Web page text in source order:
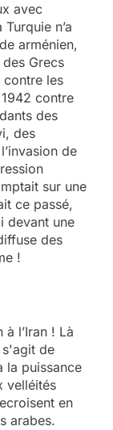
avec
n’a
arménien,
Grecs
contre les
contre
des
des
de
sur une
ce passé,
devant une
des
!
à l’Iran ! Là
de
la puissance
velléités
en
arabes.